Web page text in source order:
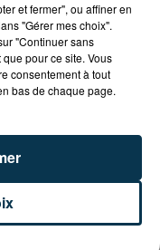
estivales :
enfants,
repas animé avec
et fermer", ou affiner en
"Gérer mes choix".
"Continuer sans
pour ce site. Vous
consentement à tout
bas de chaque page.